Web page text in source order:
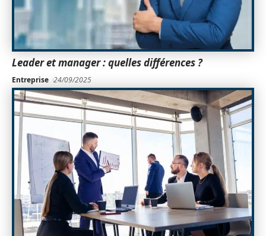
Leader et manager : quelles différences ?
Entreprise 24/09/2025